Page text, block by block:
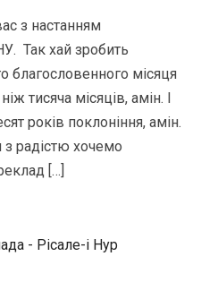
з настанням
хай зробить
благословенного місяця
тисяча місяців, амін. І
років поклоніння, амін.
радістю хочемо
[…]